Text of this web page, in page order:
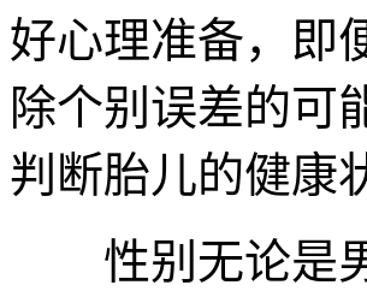
好心理准备，即
除个别误差的可
判断胎儿的健康
性别无论是男